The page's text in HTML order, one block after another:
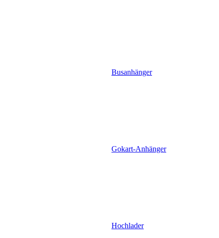
Busanhänger
Gokart-Anhänger
Hochlader